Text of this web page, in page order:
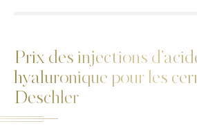
Prix des injections
hyaluronique pour les
Deschler